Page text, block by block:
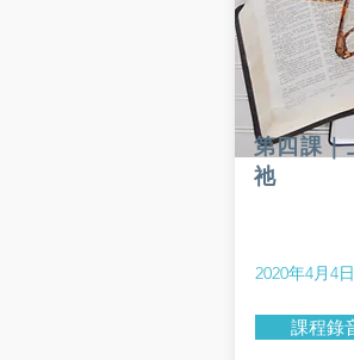
第四課｜
祂
2020年4月4日
課程錄